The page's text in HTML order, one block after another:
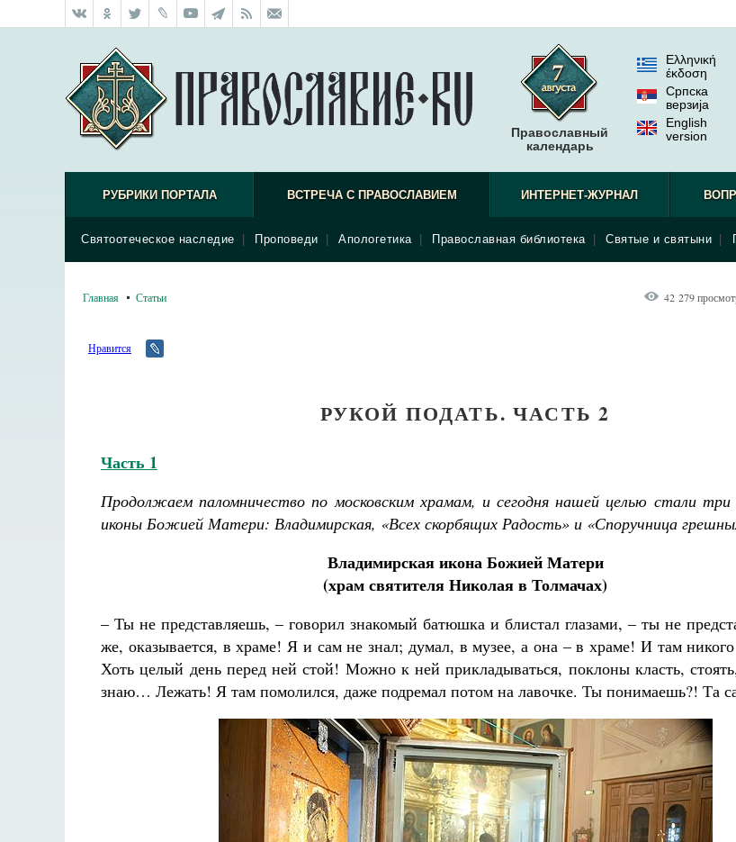
Православный
календарь
Ελληνική
έκδοση
Српска
верзиjа
English
version
РУБРИКИ ПОРТАЛА ВСТРЕЧА С ПРАВОСЛАВИЕМ
Святоотеческое наследие Проповеди Апологетика Православная библиотека Святые и святыни
ИНТЕРНЕТ-ЖУРНАЛ
Главная Статьи 42 279
Нравится
РУКОЙ ПОДАТЬ. ЧАСТЬ 2
Часть 1
Продолжаем паломничество по московским храмам, и сегодня нашей целью стали три
иконы Божией Матери: Владимирская, «Всех скорбящих Радость» и «Споручница
Владимирская икона Божией Матери
(храм святителя Николая в Толмачах)
– Ты не представляешь, – говорил знакомый батюшка и блистал глазами, – ты не
же, оказывается, в храме! Я и сам не знал; думал, в музее, а она – в храме! И там
Хоть целый день перед ней стой! Можно к ней прикладываться, поклоны класть,
знаю… Лежать! Я там помолился, даже подремал потом на лавочке. Ты понимаешь?! Та
Как найти своё место в жизни
Кирилл Мурышев
Великомученик Георгий
Роман